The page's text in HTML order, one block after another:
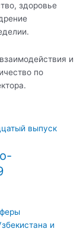
здоровье
и
по